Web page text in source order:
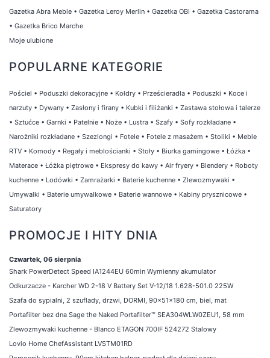
Gazetka Abra Meble • Gazetka Leroy Merlin • Gazetka OBI • Gazetka Castorama
• Gazetka Brico Marche
Moje ulubione
POPULARNE KATEGORIE
Pościel • Poduszki dekoracyjne • Kołdry • Prześcieradła • Poduszki • Koce i
narzuty • Dywany • Zasłony i firany • Kubki i filiżanki • Zastawa stołowa i talerze
• Sztućce • Garnki • Patelnie • Noże • Lustra • Szafy • Sofy rozkładane •
Narożniki rozkładane • Szezlongi • Fotele • Fotele z masażem • Stoliki • Meble
RTV • Komody • Regały i meblościanki • Stoły • Biurka gamingowe • Łóżka •
Materace • Łóżka piętrowe • Ekspresy do kawy • Air fryery • Blendery • Roboty
kuchenne • Lodówki • Zamrażarki • Baterie kuchenne • Zlewozmywaki •
Umywalki • Baterie umywalkowe • Baterie wannowe • Kabiny prysznicowe •
Saturatory
PROMOCJE I HITY DNIA
Czwartek, 06 sierpnia
Shark PowerDetect Speed IA1244EU 60min Wymienny akumulator
Odkurzacze - Karcher WD 2-18 V Battery Set V-12/18 1.628-501.0 225W
Szafa do sypialni, 2 szuflady, drzwi, DORMI, 90x51x180 cm, biel, mat
Portafilter bez dna Sage the Naked Portafilter™ SEA304WLW0ZEU1, 58 mm
Zlewozmywaki kuchenne - Blanco ETAGON 700IF 524272 Stalowy
Lovio Home ChefAssistant LVSTM01RD